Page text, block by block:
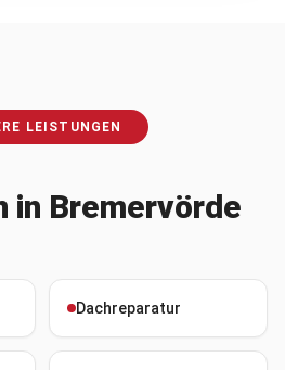
LEISTUNGEN
in Bremervörde
Dachreparatur